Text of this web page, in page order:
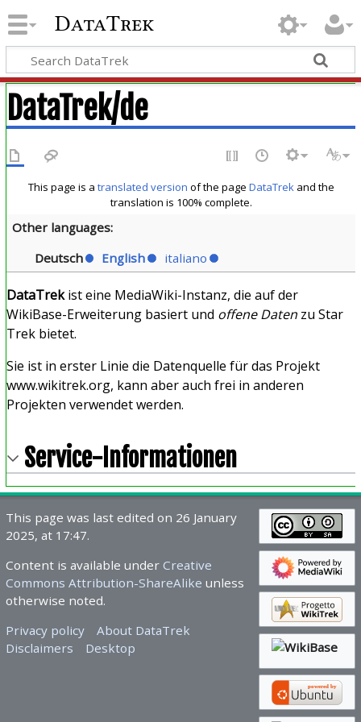
DataTrek
DataTrek/de
This page is a translated version of the page DataTrek and the
translation is 100% complete.
Other languages:
Deutsch
English italiano
DataTrekist eine MediaWiki-Instanz, die auf der
WikiBase-Erweiterung basiert und offene Datenzu Star
Trek bietet.
Sie ist in erster Linie die Datenquelle für das Projekt
www.wikitrek.org, kann aber auch frei in anderen
Projekten verwendet werden.
Service-Informationen
This page was last edited on 26 January
2025, at 17:47.
Content is available under Creative
Commons Attribution-ShareAlike unless
otherwise noted.
Privacy policy
About DataTrek
Disclaimers
Desktop